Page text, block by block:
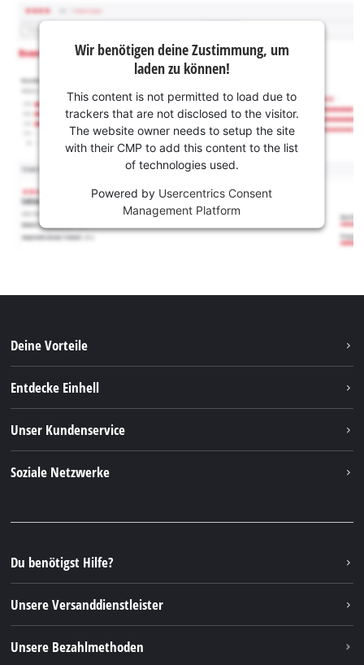
Wir benötigen deine Zustimmung, um
laden zu können!
This content is not permitted to load due to
trackers that are not disclosed to the visitor.
The website owner needs to setup the site
with their CMP to add this content to the list
of technologies used.
Powered by Usercentrics Consent
Management Platform
Deine Vorteile
Entdecke Einhell
Einhell Germany AG
Unser Kundenservice
Soziale Netzwerke
Instagram
TikTok
Pinterest
Du benötigst Hilfe?
Unsere Versanddienstleister
Unsere Bezahlmethoden